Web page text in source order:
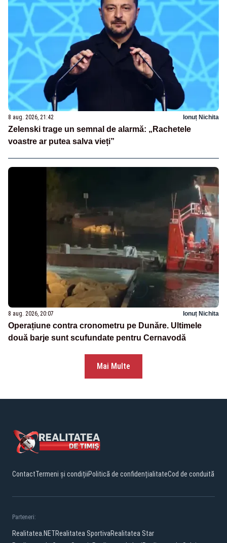
8 aug. 2026, 21:42 Ionuț Nichita
Zelenski trage un semnal de alarmă: „Rachetele
voastre ar putea salva vieți”
8 aug. 2026, 20:07 Ionuț Nichita
Operațiune contra cronometru pe Dunăre. Ultimele
două barje sunt scufundate pentru Cernavodă
Mai Multe
ContactTermeni și condițiiPolitică de confidențialitateCod de conduită
Parteneri:
Realitatea.NETRealitatea SportivaRealitatea Star